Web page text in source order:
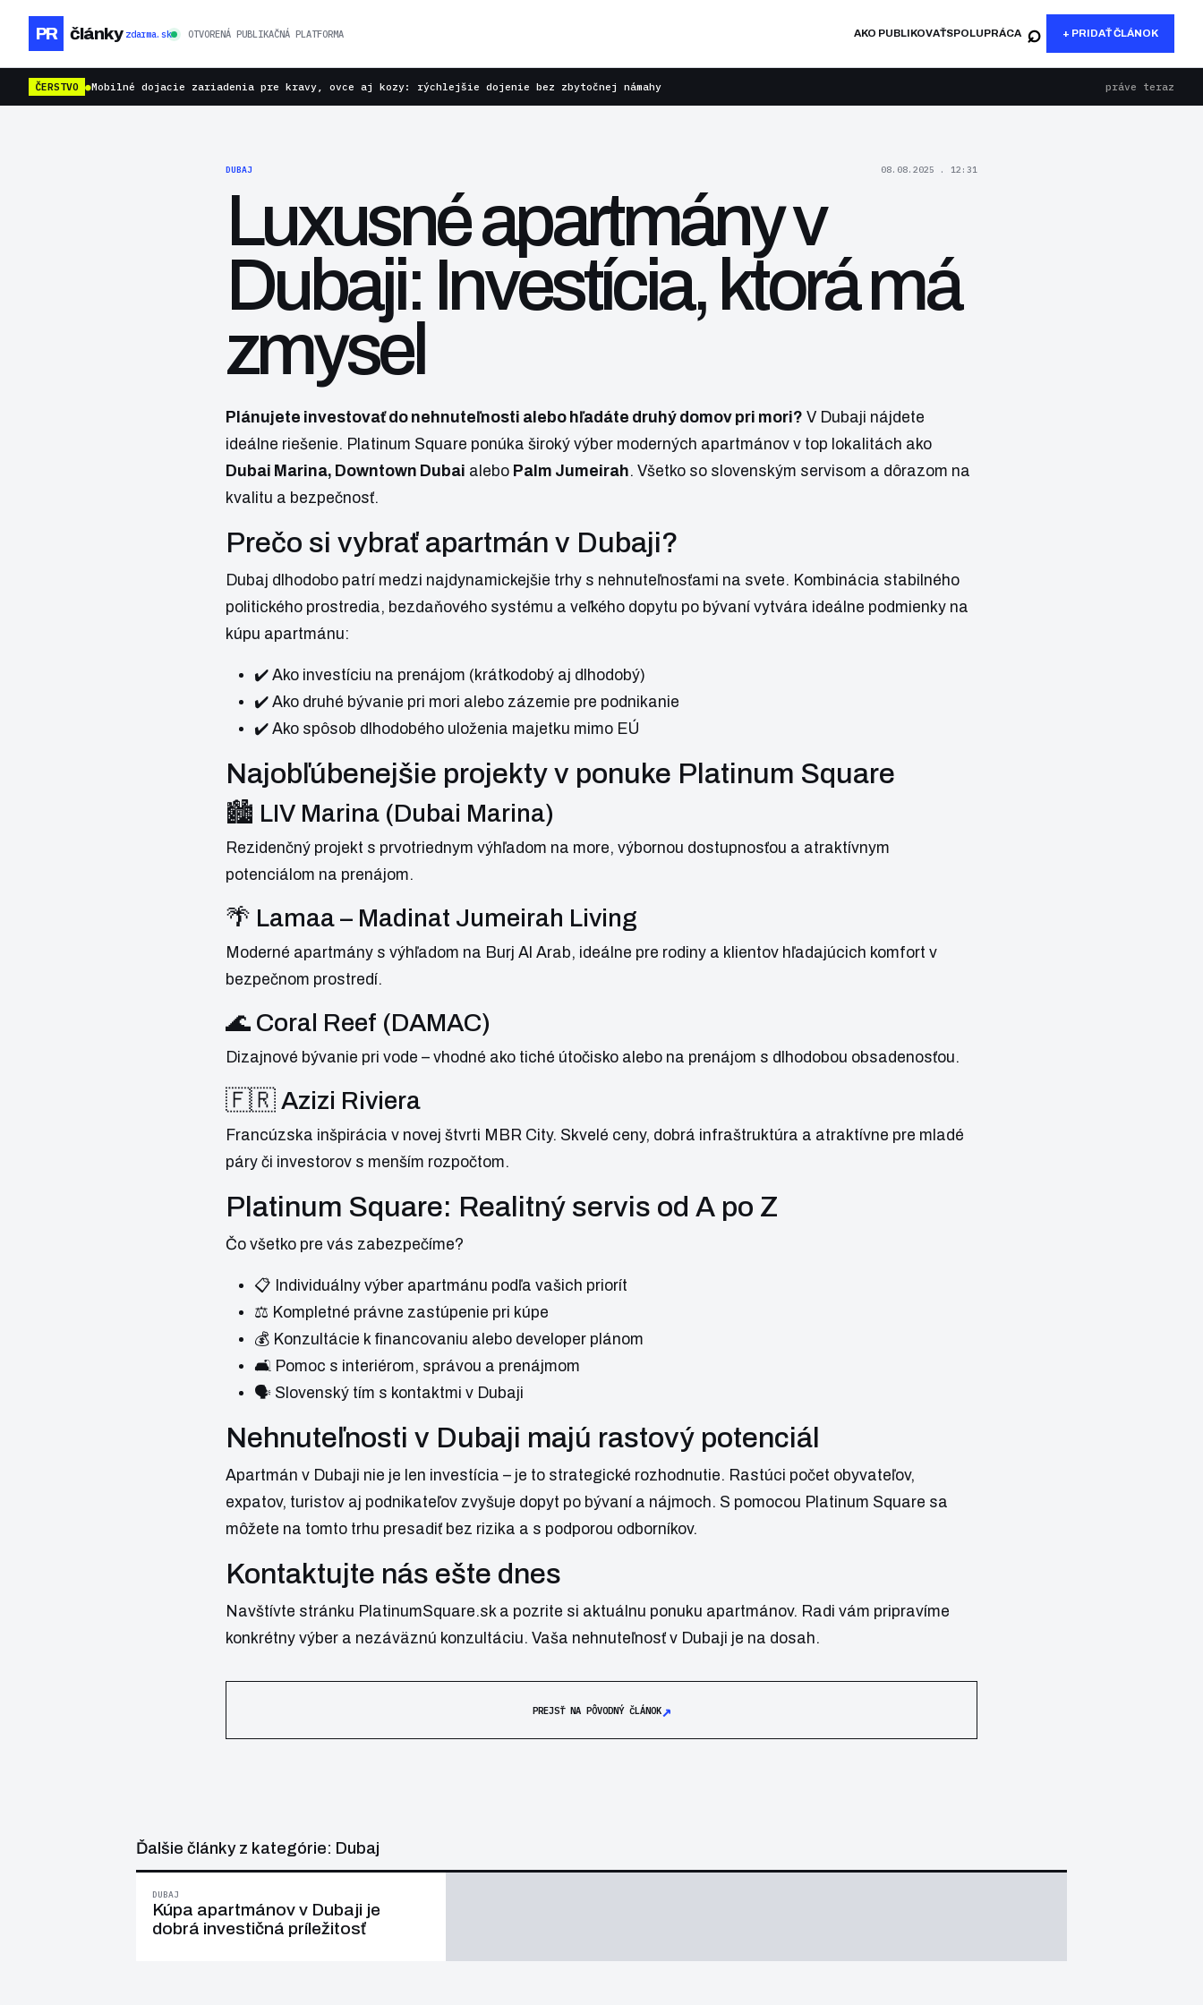
PR články zdarma.sk OTVORENÁ PUBLIKAČNÁ PLATFORMA AKO PUBLIKOVAŤSPOLUPRÁCA ⌕ + PRIDAŤ ČLÁNOK
ČERSTVO ●Mobilné dojacie zariadenia pre kravy, ovce aj kozy: rýchlejšie dojenie bez zbytočnej námahy práve teraz
DUBAJ 08.08.2025 . 12:31
Luxusné apartmány v
Dubaji: Investícia, ktorá má
zmysel
Plánujete investovať do nehnuteľnosti alebo hľadáte druhý domov pri mori? V Dubaji nájdete
ideálne riešenie. Platinum Square ponúka široký výber moderných apartmánov v top lokalitách ako
Dubai Marina, Downtown Dubai alebo Palm Jumeirah. Všetko so slovenským servisom a dôrazom na
kvalitu a bezpečnosť.
Prečo si vybrať apartmán v Dubaji?
Dubaj dlhodobo patrí medzi najdynamickejšie trhy s nehnuteľnosťami na svete. Kombinácia stabilného
politického prostredia, bezdaňového systému a veľkého dopytu po bývaní vytvára ideálne podmienky na
kúpu apartmánu:
✔️ Ako investíciu na prenájom (krátkodobý aj dlhodobý)
✔️ Ako druhé bývanie pri mori alebo zázemie pre podnikanie
✔️ Ako spôsob dlhodobého uloženia majetku mimo EÚ
Najobľúbenejšie projekty v ponuke Platinum Square
🏙 LIV Marina (Dubai Marina)
Rezidenčný projekt s prvotriednym výhľadom na more, výbornou dostupnosťou a atraktívnym
potenciálom na prenájom.
🌴 Lamaa – Madinat Jumeirah Living
Moderné apartmány s výhľadom na Burj Al Arab, ideálne pre rodiny a klientov hľadajúcich komfort v
bezpečnom prostredí.
🌊 Coral Reef (DAMAC)
Dizajnové bývanie pri vode – vhodné ako tiché útočisko alebo na prenájom s dlhodobou obsadenosťou.
🇫🇷 Azizi Riviera
Francúzska inšpirácia v novej štvrti MBR City. Skvelé ceny, dobrá infraštruktúra a atraktívne pre mladé
páry či investorov s menším rozpočtom.
Platinum Square: Realitný servis od A po Z
Čo všetko pre vás zabezpečíme?
📋 Individuálny výber apartmánu podľa vašich priorít
⚖️ Kompletné právne zastúpenie pri kúpe
💰 Konzultácie k financovaniu alebo developer plánom
🛋 Pomoc s interiérom, správou a prenájmom
🗣 Slovenský tím s kontaktmi v Dubaji
Nehnuteľnosti v Dubaji majú rastový potenciál
Apartmán v Dubaji nie je len investícia – je to strategické rozhodnutie. Rastúci počet obyvateľov,
expatov, turistov aj podnikateľov zvyšuje dopyt po bývaní a nájmoch. S pomocou Platinum Square sa
môžete na tomto trhu presadiť bez rizika a s podporou odborníkov.
Kontaktujte nás ešte dnes
Navštívte stránku PlatinumSquare.ska pozrite si aktuálnu ponuku apartmánov. Radi vám pripravíme
konkrétny výber a nezáväznú konzultáciu. Vaša nehnuteľnosť v Dubaji je na dosah.
PREJSŤ NA PÔVODNÝ ČLÁNOK↗
Ďalšie články z kategórie: Dubaj
DUBAJ
Kúpa apartmánov v Dubaji je
dobrá investičná príležitosť